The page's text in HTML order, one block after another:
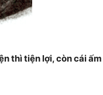
thì tiện lợi, còn cái